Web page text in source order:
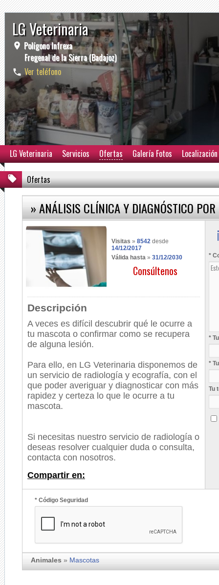
LG Veterinaria
Polígono Infrexa
Fregenal de la Sierra (Badajoz)
Ver teléfono
LG Veterinaria Servicios Ofertas Galería Fotos Localización
Ofertas
» ANÁLISIS CLÍNICA Y DIAGNÓSTICO
Visitas » 8542 desde
14/12/2017
Válida hasta » 31/12/2030
Consúltenos
Descripción
A veces es difícil descubrir qué le ocurre a
tu mascota o confirmar como se recupera
de alguna lesión.
Para ello, en LG Veterinaria disponemos de
un servicio de radiología y ecografía, con el
que poder averiguar y diagnosticar con más
rapidez y certeza lo que le ocurre a tu
mascota.
Si necesitas nuestro servicio de radiología o
deseas resolver cualquier duda o consulta,
contacta con nosotros.
Compartir en:
*
*
*
Tu
* Código Seguridad
Animales » Mascotas